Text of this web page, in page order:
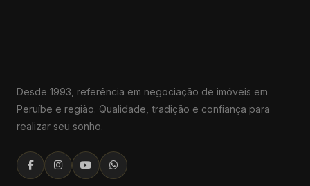
Desde 1993, referência em negociação de imóveis em
Peruíbe e região. Qualidade, tradição e confiança para
realizar seu sonho.